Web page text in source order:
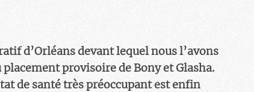
d’Orléans devant lequel nous l’avons
provisoire de Bony et Glasha.
de santé très préoccupant est enfin